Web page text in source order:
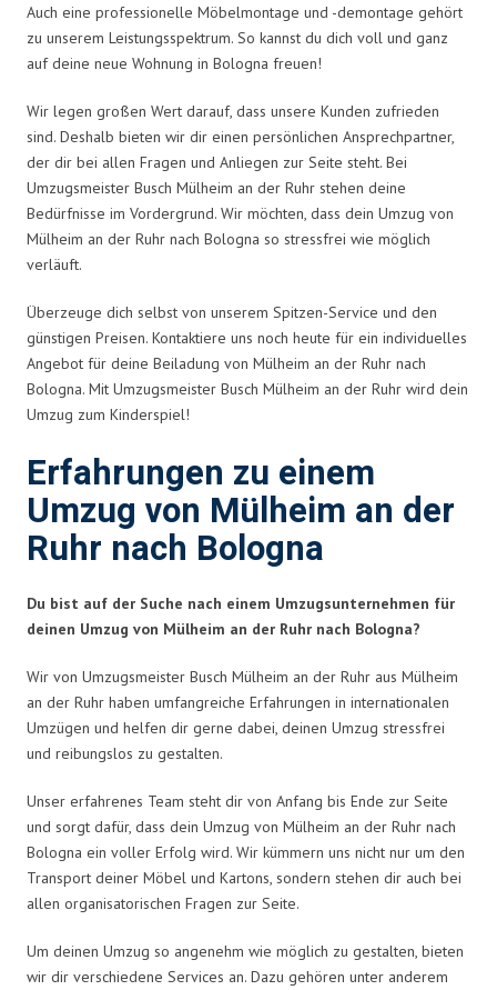
Auch eine professionelle Möbelmontage und -demontage gehört
zu unserem Leistungsspektrum. So kannst du dich voll und ganz
auf deine neue Wohnung in Bologna freuen!
Wir legen großen Wert darauf, dass unsere Kunden zufrieden
sind. Deshalb bieten wir dir einen persönlichen Ansprechpartner,
der dir bei allen Fragen und Anliegen zur Seite steht. Bei
Umzugsmeister Busch Mülheim an der Ruhr stehen deine
Bedürfnisse im Vordergrund. Wir möchten, dass dein Umzug von
Mülheim an der Ruhr nach Bologna so stressfrei wie möglich
verläuft.
Überzeuge dich selbst von unserem Spitzen-Service und den
günstigen Preisen. Kontaktiere uns noch heute für ein individuelles
Angebot für deine Beiladung von Mülheim an der Ruhr nach
Bologna. Mit Umzugsmeister Busch Mülheim an der Ruhr wird dein
Umzug zum Kinderspiel!
Erfahrungen zu einem
Umzug von Mülheim an der
Ruhr nach Bologna
Du bist auf der Suche nach einem Umzugsunternehmen für
deinen Umzug von Mülheim an der Ruhr nach Bologna?
Wir von Umzugsmeister Busch Mülheim an der Ruhr aus Mülheim
an der Ruhr haben umfangreiche Erfahrungen in internationalen
Umzügen und helfen dir gerne dabei, deinen Umzug stressfrei
und reibungslos zu gestalten.
Unser erfahrenes Team steht dir von Anfang bis Ende zur Seite
und sorgt dafür, dass dein Umzug von Mülheim an der Ruhr nach
Bologna ein voller Erfolg wird. Wir kümmern uns nicht nur um den
Transport deiner Möbel und Kartons, sondern stehen dir auch bei
allen organisatorischen Fragen zur Seite.
Um deinen Umzug so angenehm wie möglich zu gestalten, bieten
wir dir verschiedene Services an. Dazu gehören unter anderem